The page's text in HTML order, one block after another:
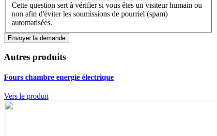
Cette question sert à vérifier si vous êtes un visiteur humain ou
non afin d'éviter les soumissions de pourriel (spam)
automatisées.
Autres produits
Fours chambre energie électrique
Vers le produit